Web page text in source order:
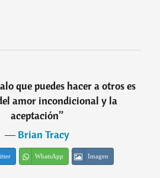
que puedes hacer a otros es
amor incondicional y la
aceptación”
―Brian Tracy
WhatsApp Imagen